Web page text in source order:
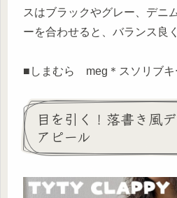
スはブラックやグレー、デニ
ーを合わせると、バランス良
■しまむら meg＊スソリブキ
目を引く！落書き風
アピール